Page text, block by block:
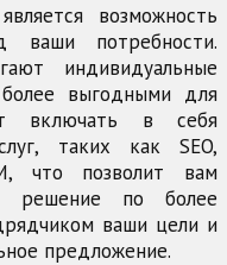
возможность
ваши потребности.
индивидуальные
выгодными для
включать в себя
таких как SEO,
что позволит вам
решение по более
ваши цели и
предложение.